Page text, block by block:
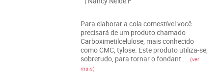
Para elaborar a cola comestível você
precisará de um produto chamado
Carboximetilcelulose, mais conhecido
como CMC, tylose. Este produto utiliza-se,
sobretudo, para tornar o fondant ...(ver
mais)